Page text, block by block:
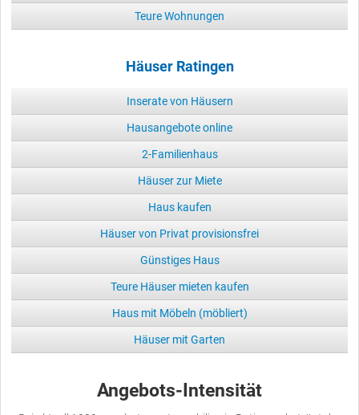
Teure Wohnungen
Häuser Ratingen
Inserate von Häusern
Hausangebote online
2-Familienhaus
Häuser zur Miete
Haus kaufen
Häuser von Privat provisionsfrei
Günstiges Haus
Teure Häuser mieten kaufen
Haus mit Möbeln (möbliert)
Häuser mit Garten
Angebots-Intensität